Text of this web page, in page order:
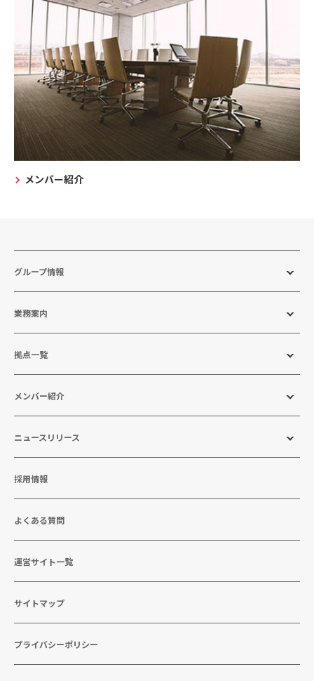
メンバー紹介
グループ情報
業務案内
拠点一覧
メンバー紹介
ニュースリリース
採用情報
よくある質問
運営サイト一覧
サイトマップ
プライバシーポリシー